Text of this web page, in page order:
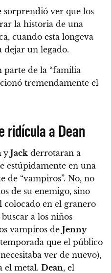
sorprendió ver que los
la historia de una
cuando esta longeva
dejar un legado.
parte de la “familia
tremendamente el
ridícula a Dean
y Jack derrotaran a
estúpidamente en una
de “vampiros”. No, no
de su enemigo, sino
en el granero
a los niños
vampiros de Jenny
que el público
ver de nuevo),
el metal. Dean, el